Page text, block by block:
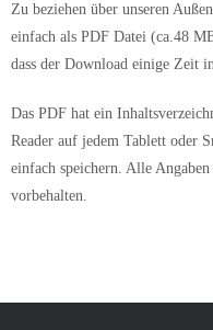
Zu beziehen über unseren
einfach als PDF Datei (ca.48
dass der Download einige Zeit
Das PDF hat ein
Reader auf jedem Tablett oder
einfach speichern. Alle
vorbehalten.